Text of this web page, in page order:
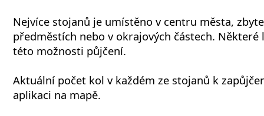
Nejvíce stojanů je umístěno v centru města,
předměstích nebo v okrajových částech.
této možnosti půjčení.
Aktuální počet kol v každém ze stojanů k
aplikaci na mapě.